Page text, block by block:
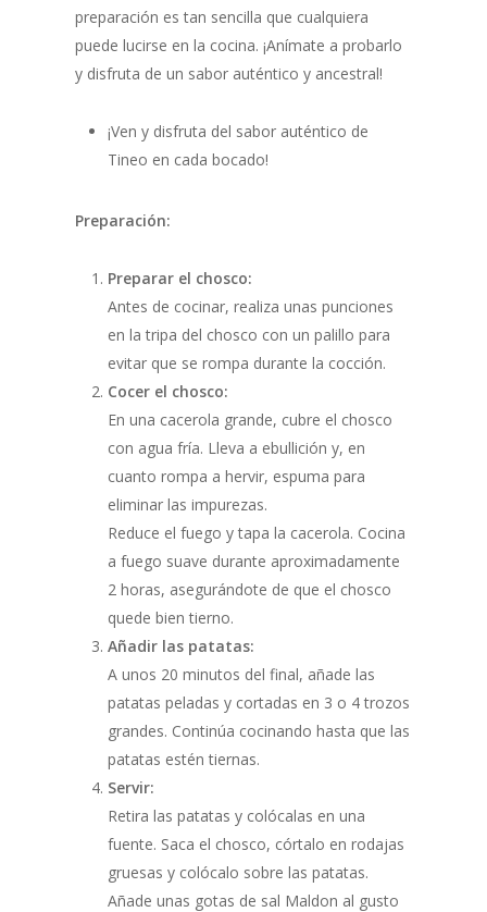
preparación es tan sencilla que cualquiera
puede lucirse en la cocina. ¡Anímate a probarlo
y disfruta de un sabor auténtico y ancestral!
¡Ven y disfruta del sabor auténtico de
Tineo en cada bocado!
Preparación:
Preparar el chosco:
Antes de cocinar, realiza unas punciones
en la tripa del chosco con un palillo para
evitar que se rompa durante la cocción.
Cocer el chosco:
En una cacerola grande, cubre el chosco
con agua fría. Lleva a ebullición y, en
cuanto rompa a hervir, espuma para
eliminar las impurezas.
Reduce el fuego y tapa la cacerola. Cocina
a fuego suave durante aproximadamente
2 horas, asegurándote de que el chosco
quede bien tierno.
Añadir las patatas:
A unos 20 minutos del final, añade las
patatas peladas y cortadas en 3 o 4 trozos
grandes. Continúa cocinando hasta que las
patatas estén tiernas.
Servir:
Retira las patatas y colócalas en una
fuente. Saca el chosco, córtalo en rodajas
gruesas y colócalo sobre las patatas.
Añade unas gotas de sal Maldon al gusto